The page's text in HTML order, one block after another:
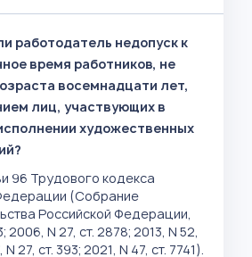
работодатель недопуск к
время работников, не
восемнадцати лет,
лиц, участвующих в
художественных
96 Трудового кодекса
(Собрание
Российской Федерации,
2006, N 27, ст. 2878; 2013, N 52,
N 27, ст. 393; 2021, N 47, ст. 7741).